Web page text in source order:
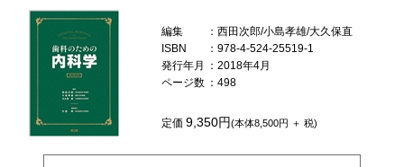
編集
：西田次郎/小島孝雄/大久保直
ISBN
：978-4-524-25519-1
発行年月
：2018年4月
ページ数 ：498
定価9,350円(本体8,500円 ＋ 税)